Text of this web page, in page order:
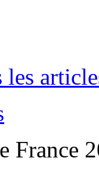
les
France